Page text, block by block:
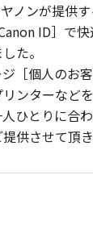
ノンが提供
ID］で
た。
［個人のお客
ンターなど
ひとりに合
供させて頂き